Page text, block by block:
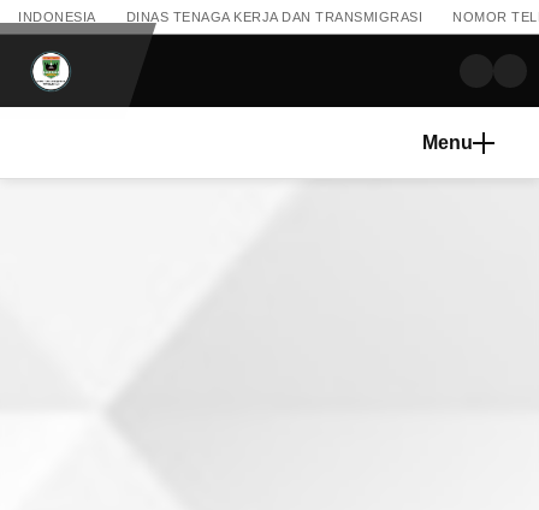
INDONESIA DINAS TENAGA KERJA DAN TRANSMIGRASI NOMOR
Menu